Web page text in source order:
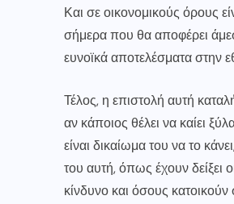
Και σε οικονομικούς όρους
σήμερα που θα αποφέρει
ευνοϊκά αποτελέσματα στην
Τέλος, η επιστολή αυτή
αν κάποιος θέλει να καίει
είναι δικαίωμα του να το
του αυτή, όπως έχουν δείξει
κίνδυνο και όσους κατοικούν